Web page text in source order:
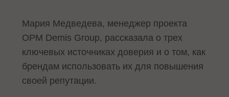
Мария Медведева, менеджер проекта
ОРМ Demis Group, рассказала о трех
ключевых источниках доверия и о том, как
брендам использовать их для повышения
своей репутации.